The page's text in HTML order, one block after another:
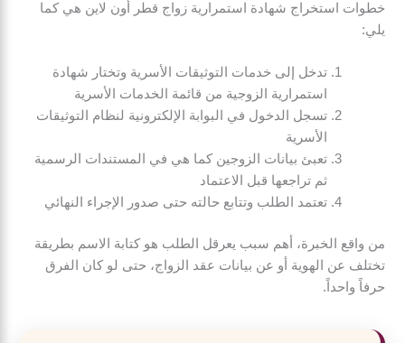
خطوات استخراج شهادة استمرارية زواج قطر أون لاين هي كما
يلي:
تدخل إلى خدمات التوثيقات الأسرية وتختار شهادة
استمرارية الزوجية من قائمة الخدمات الأسرية
تسجل الدخول في البوابة الإلكترونية لنظام التوثيقات
الأسرية
تعبئ بيانات الزوجين كما هي في المستندات الرسمية
ثم تراجعها قبل الاعتماد
تعتمد الطلب وتتابع حالته حتى صدور الإجراء النهائي
من واقع الخبرة، أهم سبب يعرقل الطلب هو كتابة الاسم بطريقة
تختلف عن الهوية أو عن بيانات عقد الزواج، حتى لو كان الفرق
حرفاً واحداً.